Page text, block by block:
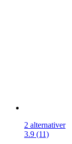
2 alternativer
3.9 (11)